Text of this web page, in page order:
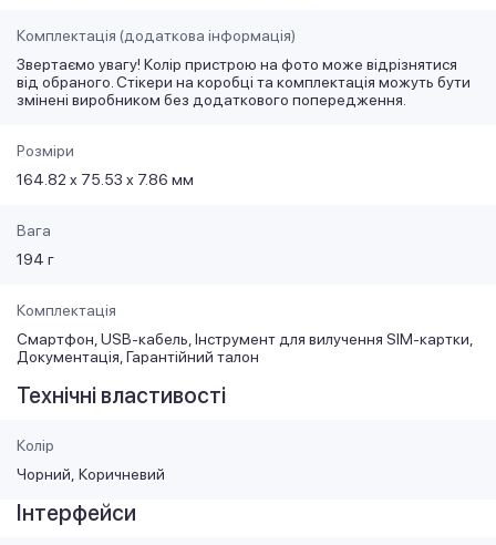
Комплектація (додаткова інформація)
Звертаємо увагу! Колір пристрою на фото може відрізнятися
від обраного. Стікери на коробці та комплектація можуть бути
змінені виробником без додаткового попередження.
Розміри
164.82 x 75.53 x 7.86 мм
Вага
194 г
Комплектація
Смартфон, USB-кабель, Інструмент для вилучення SIM-картки,
Документація, Гарантійний талон
Технічні властивості
Колір
Чорний Коричневий
Інтерфейси